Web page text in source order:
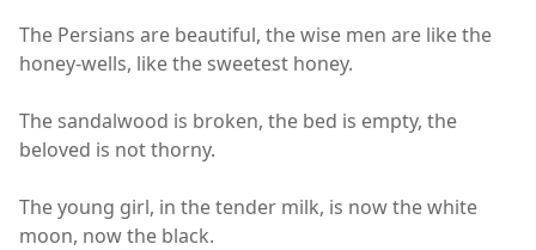
The Persians are beautiful, the wise men are like the
honey-wells, like the sweetest honey.
The sandalwood is broken, the bed is empty, the
beloved is not thorny.
The young girl, in the tender milk, is now the white
moon, now the black.